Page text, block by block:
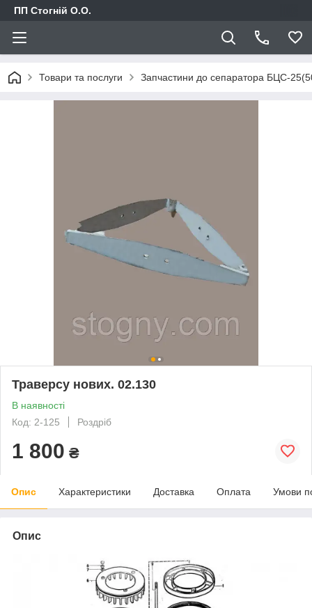
ПП Стогній О.О.
Товари та послуги Запчастини до сепаратора БЦС-
Траверсу нових. 02.130
В наявності
Код: 2-125
Роздріб
1 800 ₴
Опис Характеристики Доставка Оплата Умови
Опис